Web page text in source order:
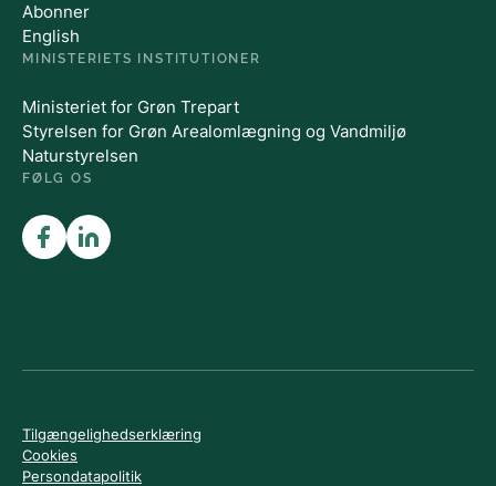
Abonner
English
MINISTERIETS INSTITUTIONER
Ministeriet for Grøn Trepart
Styrelsen for Grøn Arealomlægning og Vandmiljø
Naturstyrelsen
FØLG OS
Tilgængelighedserklæring
Cookies
Persondatapolitik